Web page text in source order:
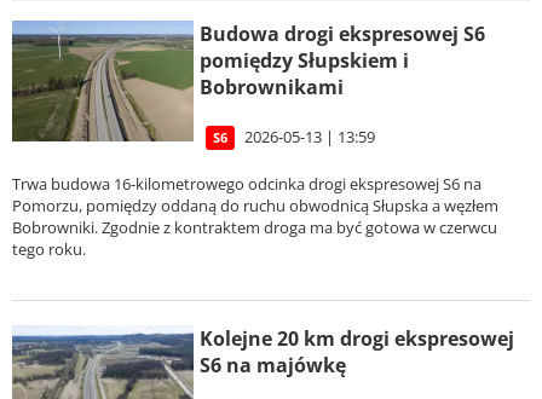
Budowa drogi ekspresowej S6
pomiędzy Słupskiem i
Bobrownikami
S6 2026-05-13 | 13:59
Trwa budowa 16-kilometrowego odcinka drogi ekspresowej S6 na
Pomorzu, pomiędzy oddaną do ruchu obwodnicą Słupska a węzłem
Bobrowniki. Zgodnie z kontraktem droga ma być gotowa w czerwcu
tego roku.
Kolejne 20 km drogi ekspresowej
S6 na majówkę